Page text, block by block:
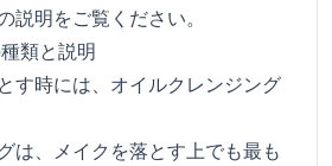
説明をご覧ください。
類と説明
す時には、オイルクレンジング
は、メイクを落とす上でも最も